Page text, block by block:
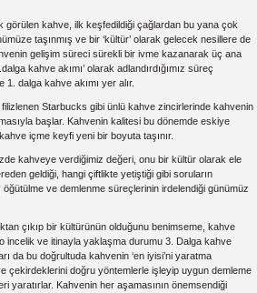
görülen kahve, ilk keşfedildiği çağlardan bu yana çok
taşınmış ve bir ‘kültür’ olarak gelecek nesillere de
gelişim süreci sürekli bir ivme kazanarak üç ana
kahve akımı’ olarak adlandırdığımız süreç
dalga kahve akımı yer alır.
filizlenen Starbucks gibi ünlü kahve zincirlerinde kahvenin
başlar. Kahvenin kalitesi bu dönemde eskiye
içme keyfi yeni bir boyuta taşınır.
kahveye verdiğimiz değeri, onu bir kültür olarak ele
geldiği, hangi çiftlikte yetiştiği gibi soruların
ve demlenme süreçlerinin irdelendiği günümüz
çıkıp bir kültürünün olduğunu benimseme, kahve
incelik ve itinayla yaklaşma durumu 3. Dalga kahve
da bu doğrultuda kahvenin ‘en iyisi’ni yaratma
çekirdeklerini doğru yöntemlerle işleyip uygun demleme
yaratırlar. Kahvenin her aşamasının önemsendiği